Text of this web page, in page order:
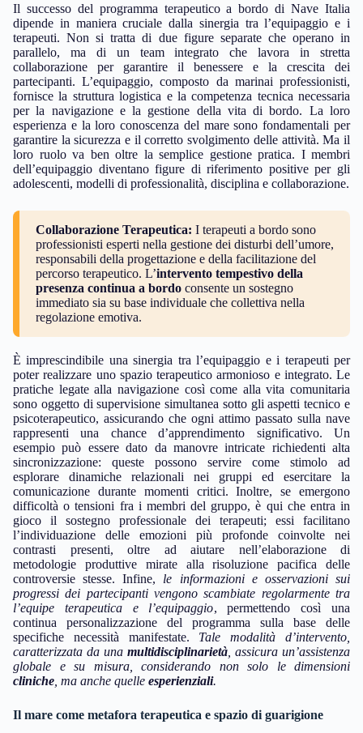
Il successo del programma terapeutico a bordo di Nave Italia
dipende in maniera cruciale dalla sinergia tra l’equipaggio e i
terapeuti. Non si tratta di due figure separate che operano in
parallelo, ma di un team integrato che lavora in stretta
collaborazione per garantire il benessere e la crescita dei
partecipanti. L’equipaggio, composto da marinai professionisti,
fornisce la struttura logistica e la competenza tecnica necessaria
per la navigazione e la gestione della vita di bordo. La loro
esperienza e la loro conoscenza del mare sono fondamentali per
garantire la sicurezza e il corretto svolgimento delle attività. Ma il
loro ruolo va ben oltre la semplice gestione pratica. I membri
dell’equipaggio diventano figure di riferimento positive per gli
adolescenti, modelli di professionalità, disciplina e collaborazione.
Collaborazione Terapeutica: I terapeuti a bordo sono
professionisti esperti nella gestione dei disturbi dell’umore,
responsabili della progettazione e della facilitazione del
percorso terapeutico. L’intervento tempestivo della
presenza continua a bordo consente un sostegno
immediato sia su base individuale che collettiva nella
regolazione emotiva.
È imprescindibile una sinergia tra l’equipaggio e i terapeuti per
poter realizzare uno spazio terapeutico armonioso e integrato. Le
pratiche legate alla navigazione così come alla vita comunitaria
sono oggetto di supervisione simultanea sotto gli aspetti tecnico e
psicoterapeutico, assicurando che ogni attimo passato sulla nave
rappresenti una chance d’apprendimento significativo. Un
esempio può essere dato da manovre intricate richiedenti alta
sincronizzazione: queste possono servire come stimolo ad
esplorare dinamiche relazionali nei gruppi ed esercitare la
comunicazione durante momenti critici. Inoltre, se emergono
difficoltà o tensioni fra i membri del gruppo, è qui che entra in
gioco il sostegno professionale dei terapeuti; essi facilitano
l’individuazione delle emozioni più profonde coinvolte nei
contrasti presenti, oltre ad aiutare nell’elaborazione di
metodologie produttive mirate alla risoluzione pacifica delle
controversie stesse. Infine, le informazioni e osservazioni sui
progressi dei partecipanti vengono scambiate regolarmente tra
l’equipe terapeutica e l’equipaggio, permettendo così una
continua personalizzazione del programma sulla base delle
specifiche necessità manifestate. Tale modalità d’intervento,
caratterizzata da una multidisciplinarietà , assicura un’assistenza
globale e su misura, considerando non solo le dimensioni
cliniche , ma anche quelle esperienziali.
Il mare come metafora terapeutica e spazio di guarigione